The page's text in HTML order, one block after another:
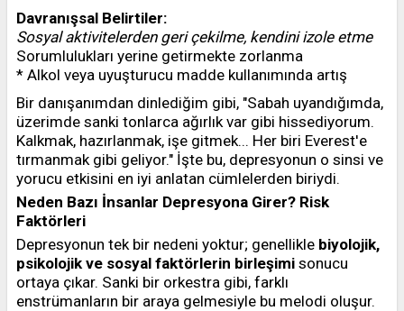
Davranışsal Belirtiler:
Sosyal aktivitelerden geri çekilme, kendini izole etme
Sorumlulukları yerine getirmekte zorlanma
* Alkol veya uyuşturucu madde kullanımında artış
Bir danışanımdan dinlediğim gibi, "Sabah uyandığımda,
üzerimde sanki tonlarca ağırlık var gibi hissediyorum.
Kalkmak, hazırlanmak, işe gitmek... Her biri Everest'e
tırmanmak gibi geliyor." İşte bu, depresyonun o sinsi ve
yorucu etkisini en iyi anlatan cümlelerden biriydi.
Neden Bazı İnsanlar Depresyona Girer? Risk
Faktörleri
Depresyonun tek bir nedeni yoktur; genellikle biyolojik,
psikolojik ve sosyal faktörlerin birleşimi sonucu
ortaya çıkar. Sanki bir orkestra gibi, farklı
enstrümanların bir araya gelmesiyle bu melodi oluşur.